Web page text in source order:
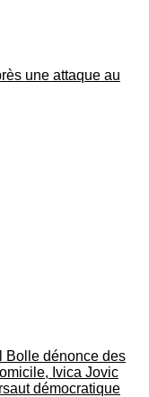
une attaque au
Bolle dénonce des
Ivica Jovic
démocratique